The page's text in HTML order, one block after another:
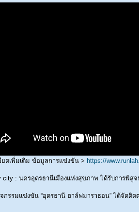
ยดเพิ่มเติม ข้อมูลการแข่งขัน > https://
city : นครอุดรธานีเมืองแห่งสุขภาพ ได้รับการพิ
กรรมแข่งขัน “อุดรธานี ฮาล์ฟมาราธอน” ได้จัดติ